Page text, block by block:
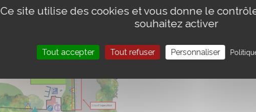
Ce site utilise des cookies et vous donne le
souhaitez activer
Tout accepter Tout refuser Personnaliser